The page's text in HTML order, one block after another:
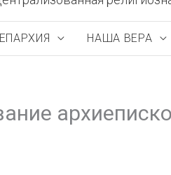
ЕПАРХИЯ НАША ВЕРА